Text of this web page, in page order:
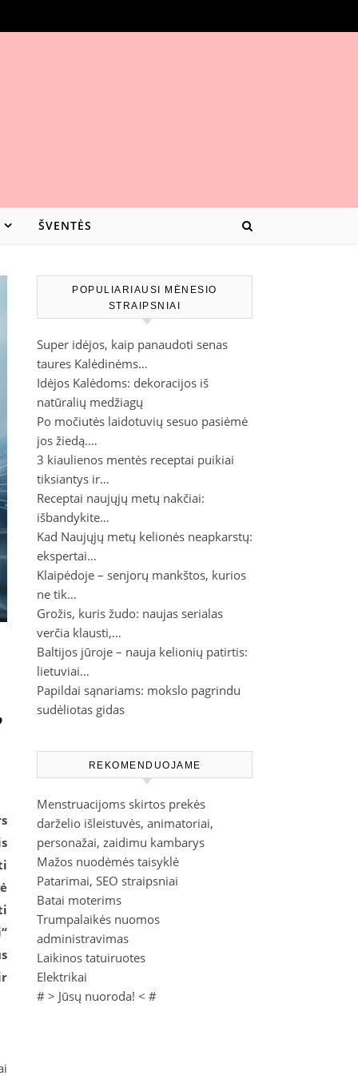
ŠVENTĖS
POPULIARIAUSI MĖNESIO
STRAIPSNIAI
Super idėjos, kaip panaudoti senas
taures Kalėdinėms…
Idėjos Kalėdoms: dekoracijos iš
natūralių medžiagų
Po močiutės laidotuvių sesuo pasiėmė
jos žiedą.…
3 kiaulienos mentės receptai puikiai
tiksiantys ir…
Receptai naujųjų metų nakčiai:
išbandykite…
Kad Naujųjų metų kelionės neapkarstų:
ekspertai…
Klaipėdoje – senjorų mankštos, kurios
ne tik…
Grožis, kuris žudo: naujas serialas
verčia klausti,…
Baltijos jūroje – nauja kelionių patirtis:
lietuviai…
Papildai sąnariams: mokslo pagrindu
sudėliotas gidas
REKOMENDUOJAME
Menstruacijoms skirtos prekės
darželio išleistuvės, animatoriai,
personažai, zaidimu kambarys
Mažos nuodėmės taisyklė
Patarimai, SEO straipsniai
Batai moterims
Trumpalaikės nuomos
administravimas
Laikinos tatuiruotes
Elektrikai
# > Jūsų nuoroda! < #